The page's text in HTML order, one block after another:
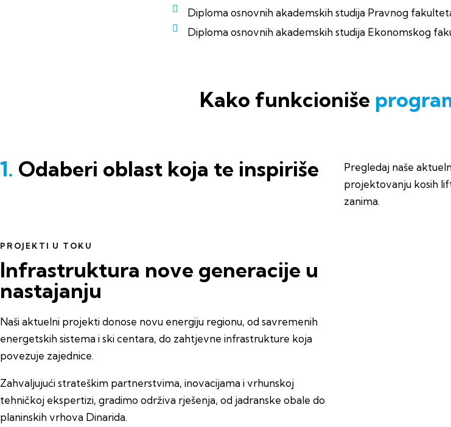
Diploma osnovnih akademskih studija Pravnog
Diploma osnovnih akademskih studija Ekonomskog
Kako funkcioniše
1. Odaberi oblast koja te inspiriše
Pregledaj naše
projektovanju kosih
zanima.
PROJEKTI U TOKU
Infrastruktura nove generacije u
nastajanju
Naši aktuelni projekti donose novu energiju regionu, od savremenih
energetskih sistema i ski centara, do zahtjevne infrastrukture koja
povezuje zajednice.
Zahvaljujući strateškim partnerstvima, inovacijama i vrhunskoj
tehničkoj ekspertizi, gradimo održiva rješenja, od jadranske obale do
planinskih vrhova Dinarida.